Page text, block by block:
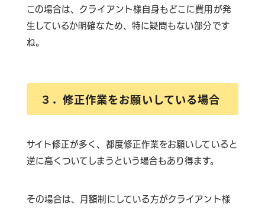
この場合は、クライアント様自身もどこに費用が発
生しているか明確なため、特に疑問もない部分です
ね。
３．修正作業をお願いしている場合
サイト修正が多く、都度修正作業をお願いしていると
逆に高くついてしまうという場合もあり得ます。
その場合は、月額制にしている方がクライアント様